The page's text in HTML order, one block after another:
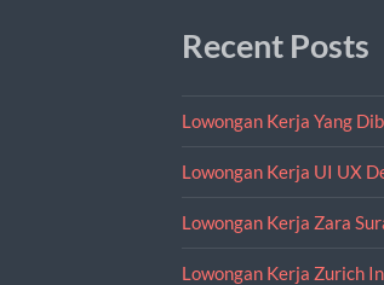
Recent Posts
Lowongan Kerja Yang
Lowongan Kerja UI UX
Lowongan Kerja Zara
Lowongan Kerja Zurich